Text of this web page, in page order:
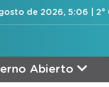
de 2026, 5:06 | 2°
Abierto